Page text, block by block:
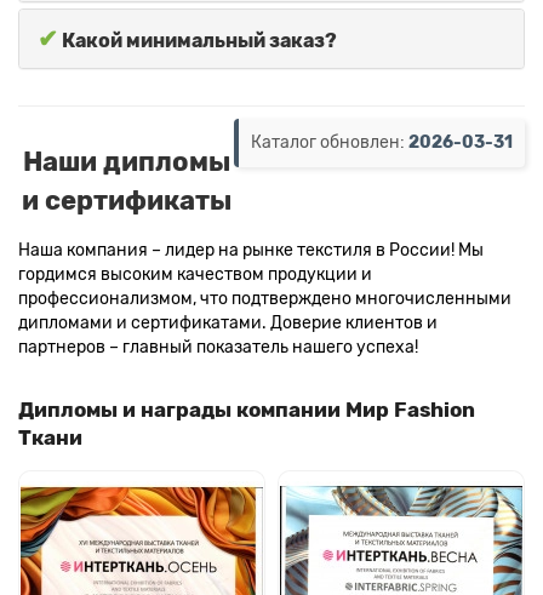
✔ Какой минимальный заказ?
Каталог обновлен: 2026-03-31
Наши дипломы
и сертификаты
Наша компания – лидер на рынке текстиля в России! Мы
гордимся высоким качеством продукции и
профессионализмом, что подтверждено многочисленными
дипломами и сертификатами. Доверие клиентов и
партнеров – главный показатель нашего успеха!
Дипломы и награды компании Мир Fashion
Ткани